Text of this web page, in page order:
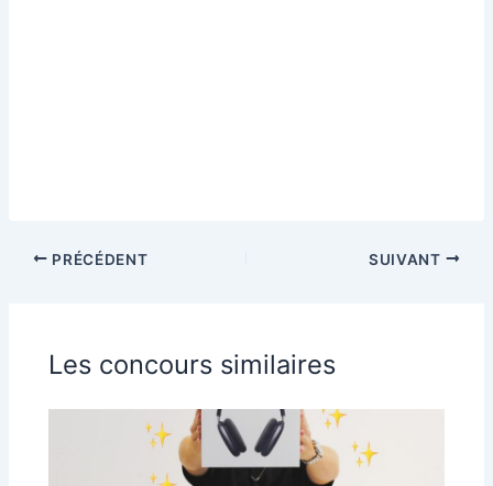
PRÉCÉDENT SUIVANT
Les concours similaires